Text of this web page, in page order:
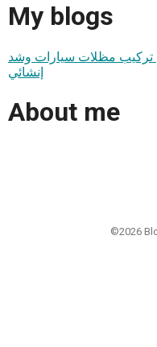
My blogs
| تركيب مظلات سيارات وشد
إنشائي
About me
©2026